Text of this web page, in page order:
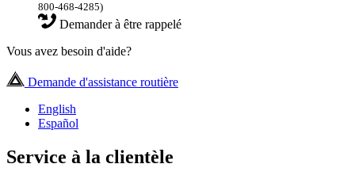
800-468-4285)
Demander à être rappelé
Vous avez besoin d'aide?
Demande d'assistance routière
English
Español
Service à la clientèle